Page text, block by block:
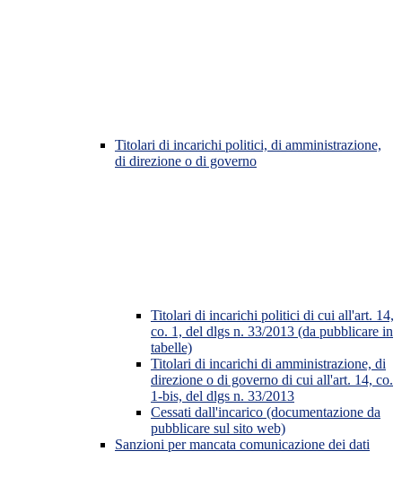
Titolari di incarichi politici, di amministrazione,
di direzione o di governo
Titolari di incarichi politici di cui all'art. 14,
co. 1, del dlgs n. 33/2013 (da pubblicare in
tabelle)
Titolari di incarichi di amministrazione, di
direzione o di governo di cui all'art. 14, co.
1-bis, del dlgs n. 33/2013
Cessati dall'incarico (documentazione da
pubblicare sul sito web)
Sanzioni per mancata comunicazione dei dati